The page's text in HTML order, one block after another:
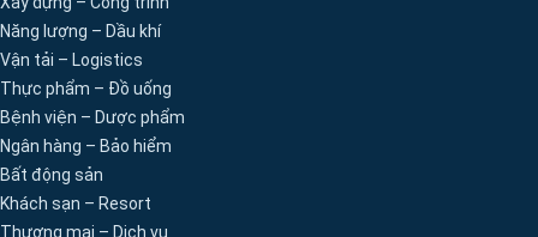
Năng lượng – Dầu khí
Vận tải – Logistics
Thực phẩm – Đồ uống
Bệnh viện – Dược phẩm
Ngân hàng – Bảo hiểm
Bất động sản
Khách sạn – Resort
Thương mại – Dịch vụ